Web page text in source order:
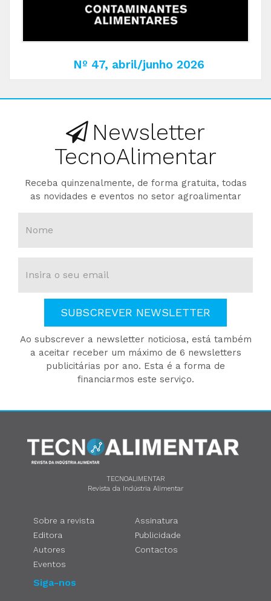
Nº 47, abril/junho 2026
Newsletter
TecnoAlimentar
Receba quinzenalmente, de forma gratuita, todas
as novidades e eventos no setor agroalimentar
SUBSCREVER NEWSLETTER
Ao subscrever a newsletter noticiosa, está também
a aceitar receber um máximo de 6 newsletters
publicitárias por ano. Esta é a forma de
financiarmos este serviço.
TECNOALIMENTAR
Revista da Indústria Alimentar
Sobre a revista
Editora
Autores
Eventos
Assinatura
Publicidade
Contactos
Siga-nos